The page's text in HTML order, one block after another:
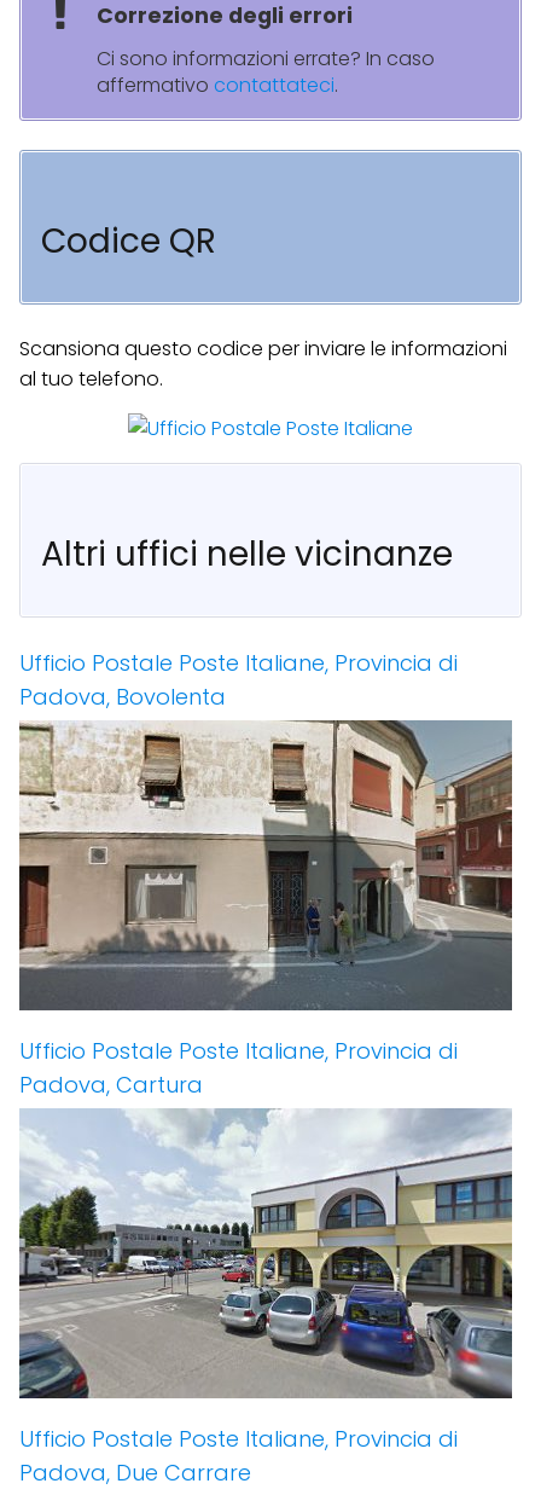
Correzione degli errori
Ci sono informazioni errate? In caso
affermativo contattateci.
Codice QR
Scansiona questo codice per inviare le informazioni
al tuo telefono.
Altri uffici nelle vicinanze
Ufficio Postale Poste Italiane, Provincia di
Padova, Bovolenta
Ufficio Postale Poste Italiane, Provincia di
Padova, Cartura
Ufficio Postale Poste Italiane, Provincia di
Padova, Due Carrare